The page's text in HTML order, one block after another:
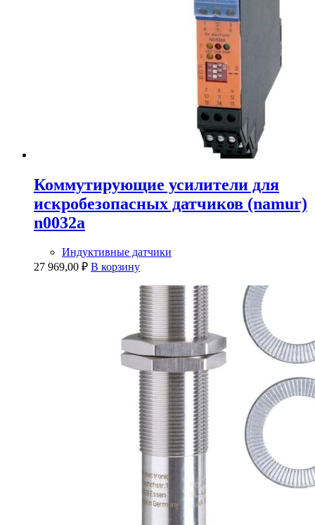
Коммутирующие усилители для
искробезопасных датчиков (namur)
n0032a
Индуктивные датчики
27 969,00 ₽ В корзину